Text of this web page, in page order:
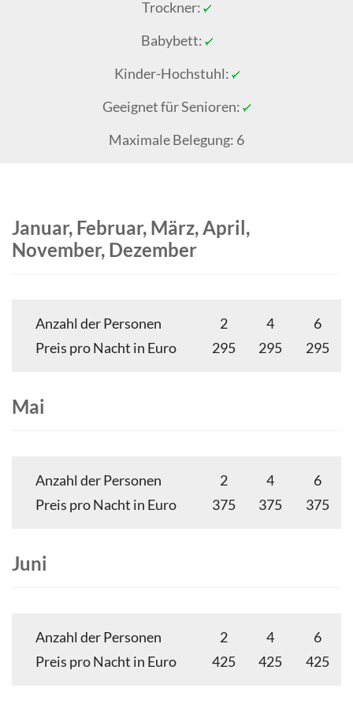
Trockner:
Babybett:
Kinder-Hochstuhl:
Geeignet für Senioren:
Maximale Belegung: 6
Januar, Februar, März, April,
November, Dezember
Anzahl der Personen
Preis pro Nacht in Euro
2
295
4
295
6
295
Mai
Anzahl der Personen
Preis pro Nacht in Euro
2
375
4
375
6
375
Juni
Anzahl der Personen
Preis pro Nacht in Euro
2
425
4
425
6
425